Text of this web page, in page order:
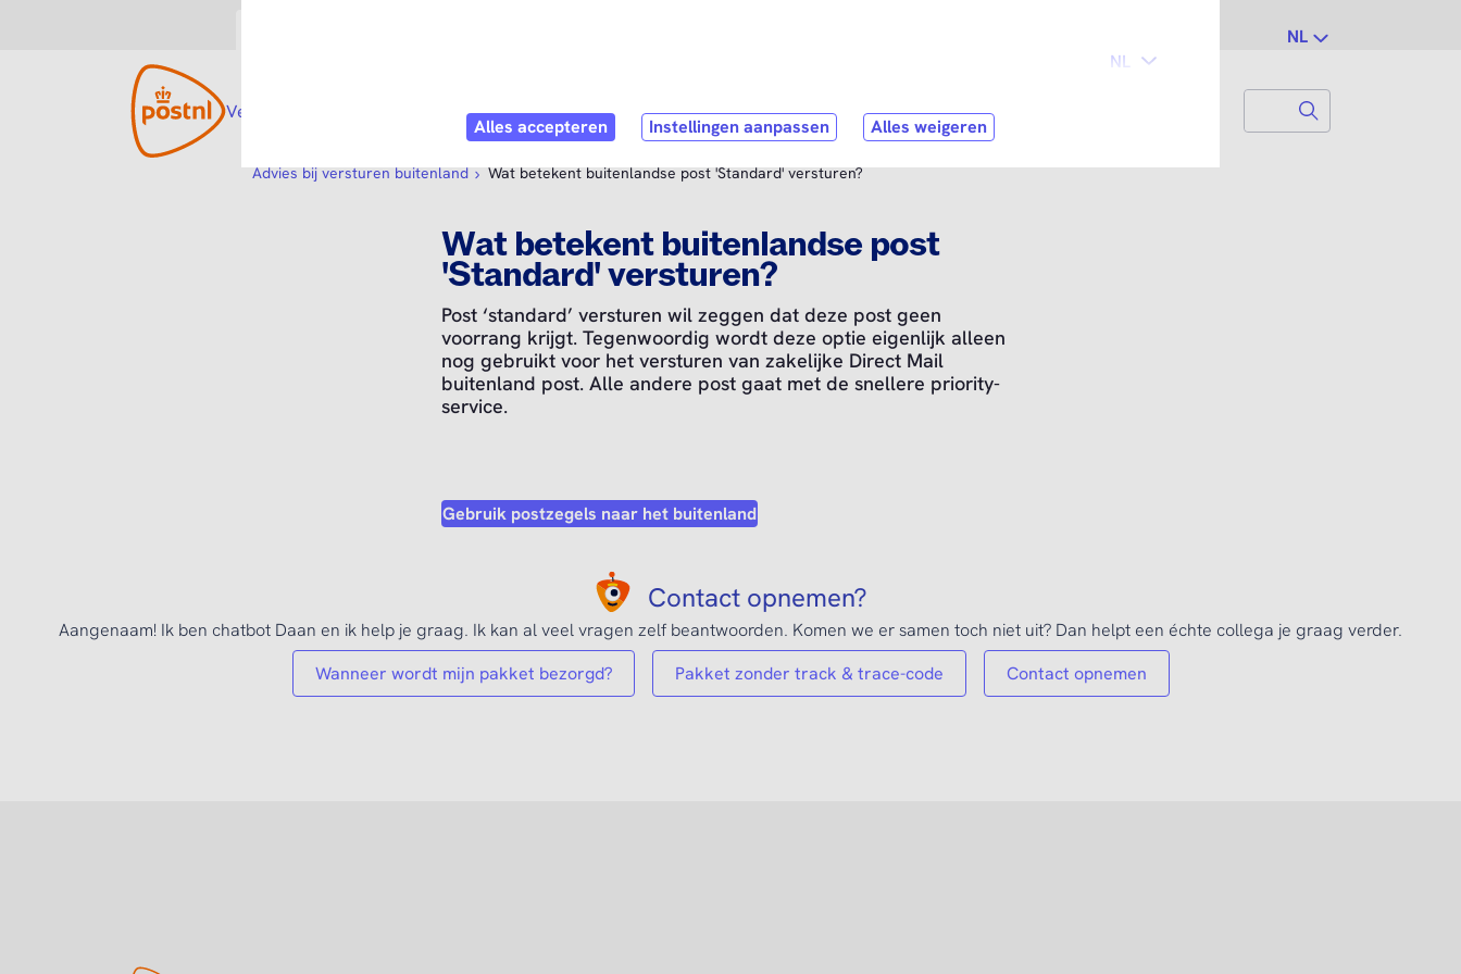
NL
Versturen Open submenu
WebshopOpen submenu
Service & Contact Zoek naar...
Advies bij versturen buitenland Wat betekent buitenlandse post 'Standard' versturen?
Wat betekent buitenlandse post
'Standard' versturen?
Post ‘standard’ versturen wil zeggen dat deze post geen
voorrang krijgt. Tegenwoordig wordt deze optie eigenlijk alleen
nog gebruikt voor het versturen van zakelijke Direct Mail
buitenland post. Alle andere post gaat met de snellere priority-
service.
Gebruik postzegels naar het buitenland